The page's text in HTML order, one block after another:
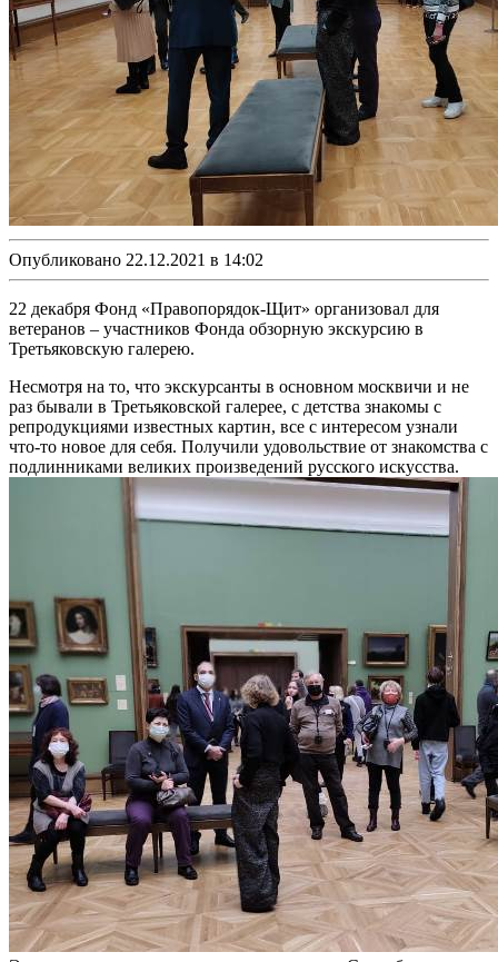
Опубликовано 22.12.2021 в 14:02
22 декабря Фонд «Правопорядок-Щит» организовал для
ветеранов – участников Фонда обзорную экскурсию в
Третьяковскую галерею.
Несмотря на то, что экскурсанты в основном москвичи и не
раз бывали в Третьяковской галерее, с детства знакомы с
репродукциями известных картин, все с интересом узнали
что-то новое для себя. Получили удовольствие от знакомства с
подлинниками великих произведений русского искусства.